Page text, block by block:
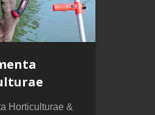
Horticulturae &